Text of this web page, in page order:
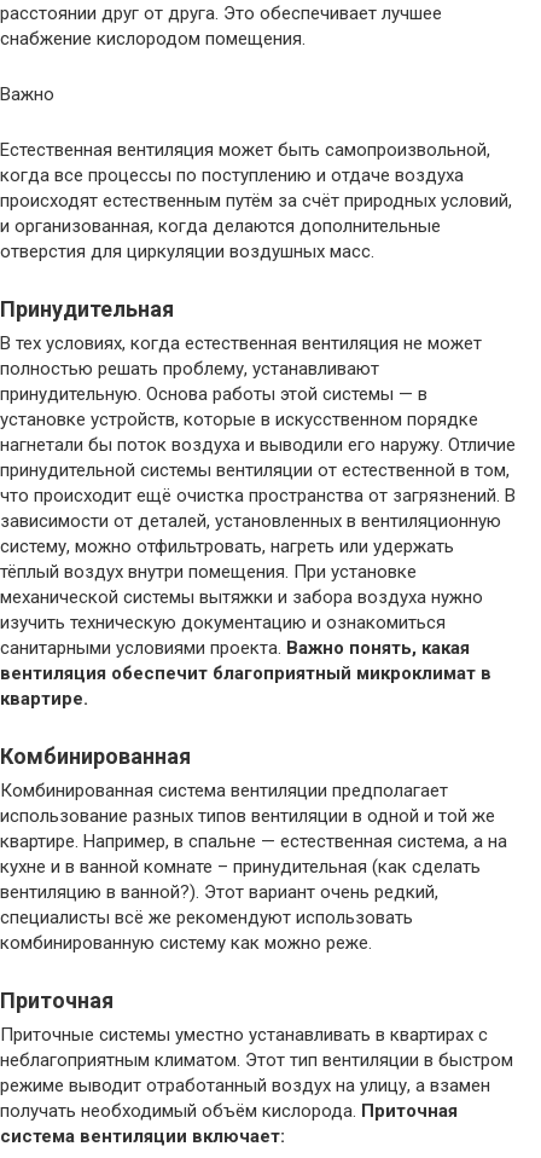
расстоянии друг от друга. Это обеспечивает лучшее
снабжение кислородом помещения.
Важно
Естественная вентиляция может быть самопроизвольной,
когда все процессы по поступлению и отдаче воздуха
происходят естественным путём за счёт природных условий,
и организованная, когда делаются дополнительные
отверстия для циркуляции воздушных масс.
Принудительная
В тех условиях, когда естественная вентиляция не может
полностью решать проблему, устанавливают
принудительную. Основа работы этой системы — в
установке устройств, которые в искусственном порядке
нагнетали бы поток воздуха и выводили его наружу. Отличие
принудительной системы вентиляции от естественной в том,
что происходит ещё очистка пространства от загрязнений. В
зависимости от деталей, установленных в вентиляционную
систему, можно отфильтровать, нагреть или удержать
тёплый воздух внутри помещения. При установке
механической системы вытяжки и забора воздуха нужно
изучить техническую документацию и ознакомиться
санитарными условиями проекта. Важно понять, какая
вентиляция обеспечит благоприятный микроклимат в
квартире.
Комбинированная
Комбинированная система вентиляции предполагает
использование разных типов вентиляции в одной и той же
квартире. Например, в спальне — естественная система, а на
кухне и в ванной комнате – принудительная (как сделать
вентиляцию в ванной?). Этот вариант очень редкий,
специалисты всё же рекомендуют использовать
комбинированную систему как можно реже.
Приточная
Приточные системы уместно устанавливать в квартирах с
неблагоприятным климатом. Этот тип вентиляции в быстром
режиме выводит отработанный воздух на улицу, а взамен
получать необходимый объём кислорода. Приточная
система вентиляции включает: